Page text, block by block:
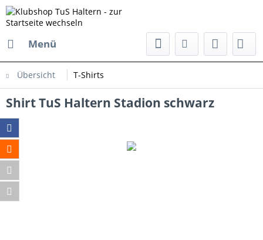
Menü
Übersicht T-Shirts
Shirt TuS Haltern Stadion schwarz